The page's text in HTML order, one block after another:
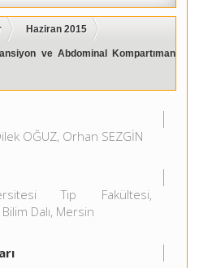
Haziran 2015
ve Abdominal Kompartıman
OĞUZ, Orhan SEZGİN
Tıp Fakültesi,
Dalı, Mersin